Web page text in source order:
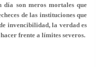
día son meros mortales que
de las instituciones que
invencibilidad, la verdad es
frente a límites severos.